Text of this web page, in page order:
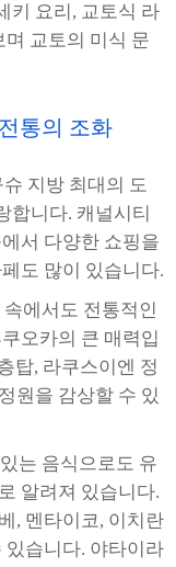
키 요리, 교토식 라
교토의 미식 문
통의 조화
지방 최대의 도
합니다. 캐널시티
서 다양한 쇼핑을
도 많이 있습니다.
에서도 전통적인
오카의 큰 매력입
탑, 라쿠스이엔 정
원을 감상할 수 있
는 음식으로도 유
알려져 있습니다.
, 멘타이코, 이치란
있습니다. 야타이라